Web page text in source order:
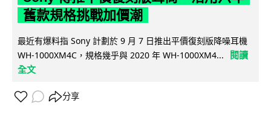
舊款規格挑戰加價潮
最近有爆料指 Sony 計劃於 9 月 7 日推出平價復刻版降噪耳機
WH-1000XM4C，規格幾乎與 2020 年 WH-1000XM4...
閱讀
全文
分享